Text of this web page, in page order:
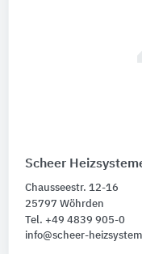
Scheer
Chausseestr. 12-16
25797 Wöhrden
Tel. +49 4839 905-0
info@scheer-